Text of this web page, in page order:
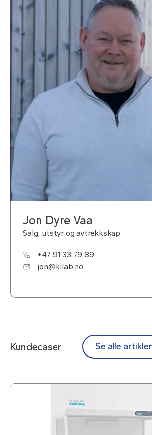
Jon Dyre Vaa
Salg, utstyr og avtrekkskap
+47 91 33 79 89
jon@kilab.no
Kundecaser Se alle artikler